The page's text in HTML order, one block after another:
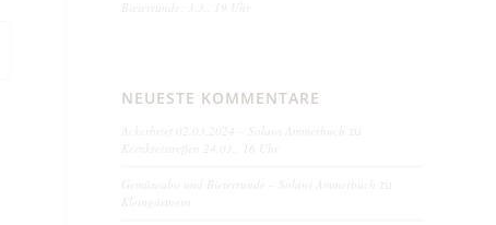
Bieterrunde: 3.3., 19 Uhr
NEUESTE KOMMENTARE
Ackerbrief 02.03.2024 – Solawi Ammerbuch
Kernkreistreffen 24.03., 16 Uhr
Gemüseabo und Bieterrunde – Solawi Ammerbuch
Kleingärtnern